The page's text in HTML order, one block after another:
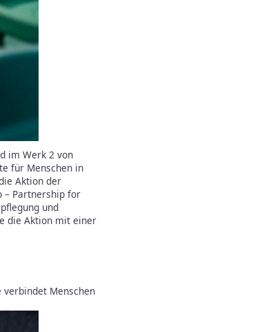
im Werk 2 von
für Menschen in
Aktion der
– Partnership for
und
die Aktion mit einer
Menschen